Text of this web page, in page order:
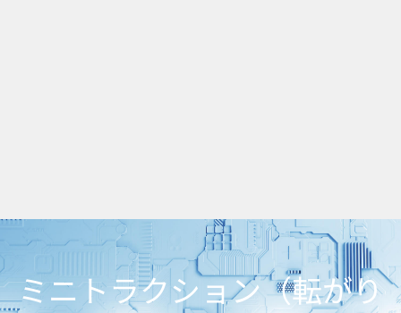
ミニトラクション（転がり